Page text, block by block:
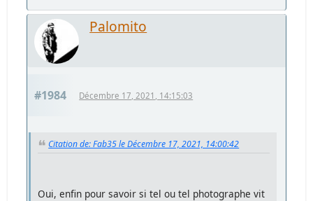
Palomito
#1984 Décembre 17, 2021, 14:15:03
Citation de: Fab35 le Décembre 17, 2021, 14:00:42
Oui, enfin pour savoir si tel ou tel photographe vit